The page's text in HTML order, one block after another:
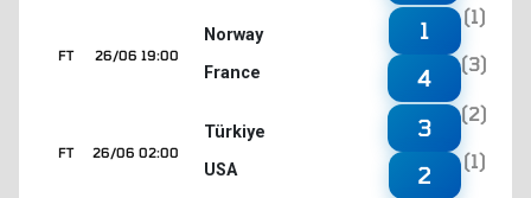
26/06 19:00
FT
Norway
France
1
(1)
4
(3)
26/06 02:00
FT
Türkiye
USA
3
(2)
2
(1)